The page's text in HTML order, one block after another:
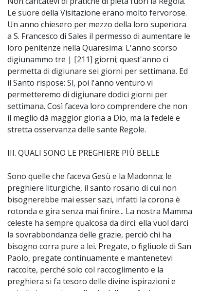
Le suore della Visitazione erano molto fervorose.
Un anno chiesero per mezzo della loro superiora
a S. Francesco di Sales il permesso di aumentare le
loro penitenze nella Quaresima: L'anno scorso
digiunammo tre | [211] giorni; quest'anno ci
permetta di digiunare sei giorni per settimana. Ed
il Santo rispose: Sì, poi l'anno venturo vi
permetteremo di digiunare dodici giorni per
settimana. Così faceva loro comprendere che non
il meglio dà maggior gloria a Dio, ma la fedele e
stretta osservanza delle sante Regole.
III. QUALI SONO LE PREGHIERE PIÙ BELLE
Sono quelle che faceva Gesù e la Madonna: le
preghiere liturgiche, il santo rosario di cui non
bisognerebbe mai esser sazi, infatti la corona è
rotonda e gira senza mai finire... La nostra Mamma
celeste ha sempre qualcosa da dirci: ella vuol darci
la sovrabbondanza delle grazie, perciò chi ha
bisogno corra pure a lei. Pregate, o figliuole di San
Paolo, pregate continuamente e mantenetevi
raccolte, perché solo col raccoglimento e la
preghiera si fa tesoro delle divine ispirazioni e